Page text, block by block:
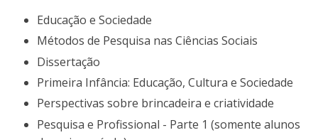
Educação e Sociedade
Métodos de Pesquisa nas Ciências Sociais
Dissertação
Primeira Infância: Educação, Cultura e Sociedade
Perspectivas sobre brincadeira e criatividade
Pesquisa e Profissional - Parte 1 (somente alunos